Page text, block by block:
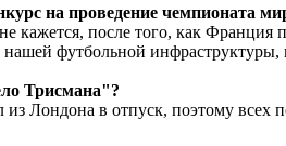
на проведение чемпионата
кажется, после того, как
футбольной
Трисмана"?
из Лондона в отпуск, поэтому